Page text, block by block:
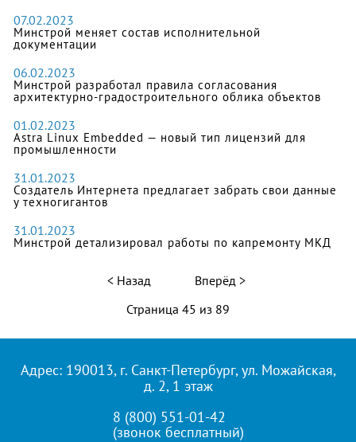
07.02.2023
Минстрой меняет состав исполнительной
документации
06.02.2023
Минстрой разработал правила согласования
архитектурно-градостроительного облика объектов
01.02.2023
Astra Linux Embedded — новый тип лицензий для
промышленности
31.01.2023
Создатель Интернета предлагает забрать свои данные
у техногигантов
31.01.2023
Минстрой детализировал работы по капремонту МКД
Назад
Вперёд
Страница 45 из 89
Адрес: 190013, г. Санкт-Петербург, ул. Можайская,
д. 2, 1 этаж
8 (800) 551-01-42
(звонок бесплатный)